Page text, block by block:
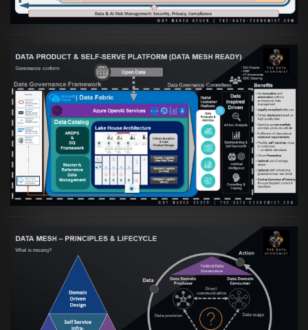
Artikel:Warum eine Data Governance
orientierte Data Fabric essenziell für
skalierbare qualitative Datenprodukte ist
VIEW
Artikel:Data Mesh Ökosysteme: Die
Transformation zur Data Inspired Human
Culture